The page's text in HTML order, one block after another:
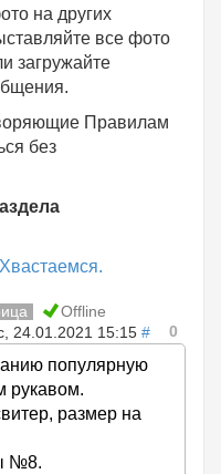
на других
все фото
загружайте
Правилам
без
Offline
24.01.2021 15:15 # 0
популярную
рукавом.
размер на
№8.